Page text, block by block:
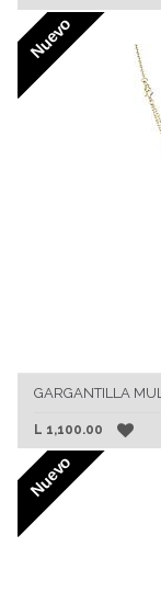
Nuevo
GARGANTILLA
L 1,100.00
Nuevo